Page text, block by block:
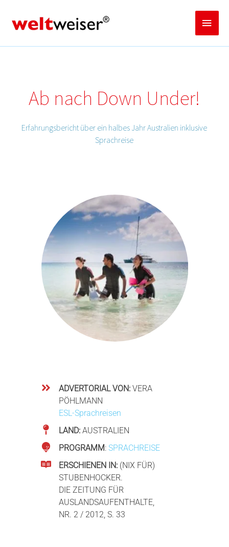
springen
Ab nach Down Under!
Erfahrungsbericht über ein halbes Jahr Australien inklusive
Sprachreise
ADVERTORIAL VON:VERA
PÖHLMANN
ESL-Sprachreisen
LAND: AUSTRALIEN
PROGRAMM:SPRACHREISE
ERSCHIENEN IN: (NIX FÜR)
STUBENHOCKER.
DIE ZEITUNG FÜR
AUSLANDSAUFENTHALTE,
NR. 2 / 2012, S. 33